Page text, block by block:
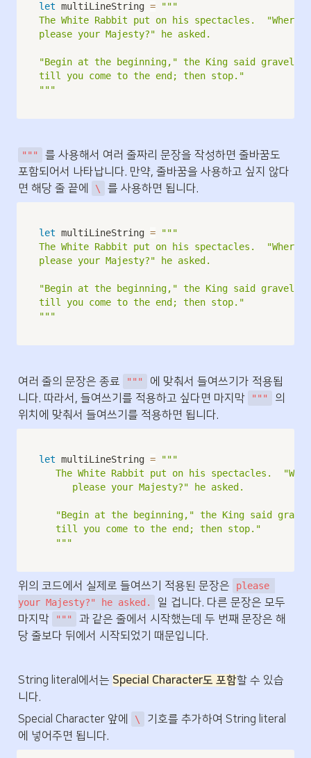
let multiLineString =
"""
The White Rabbit put on his spectacles.
please your Majesty?" he asked.
"Begin at the beginning," the King said gravely,
till you come to the end; then stop."
"""
"""
를 사용해서 여러 줄짜리 문장을 작성하면 줄바꿈도
포함되어서 나타납니다. 만약, 줄바꿈을 사용하고 싶지 않다
면 해당 줄 끝에
\ 를 사용하면 됩니다.
let multiLineString =
"""
The White Rabbit put on his spectacles.
please your Majesty?" he asked.
"Begin at the beginning," the King said gravely,
till you come to the end; then stop."
"""
여러 줄의 문장은 종료 """
에 맞춰서 들여쓰기가 적용됩
니다. 따라서, 들여쓰기를 적용하고 싶다면 마지막
"""
의
위치에 맞춰서 들여쓰기를 적용하면 됩니다.
let multiLineString =
"""
The White Rabbit put on his spectacles.
      please your Majesty?" he asked.
"Begin at the beginning," the King said
   till you come to the end; then stop."
   """
위의 코드에서 실제로 들여쓰기 적용된 문장은
please
your Majesty?" he asked.
일 겁니다. 다른 문장은 모두
마지막
"""
과 같은 줄에서 시작했는데 두 번째 문장은 해
당 줄보다 뒤에서 시작되었기 때문입니다.
String literal에서는 Special Character도 포함할 수 있습
니다.
Special Character 앞에
\
기호를 추가하여 String literal
에 넣어주면 됩니다.